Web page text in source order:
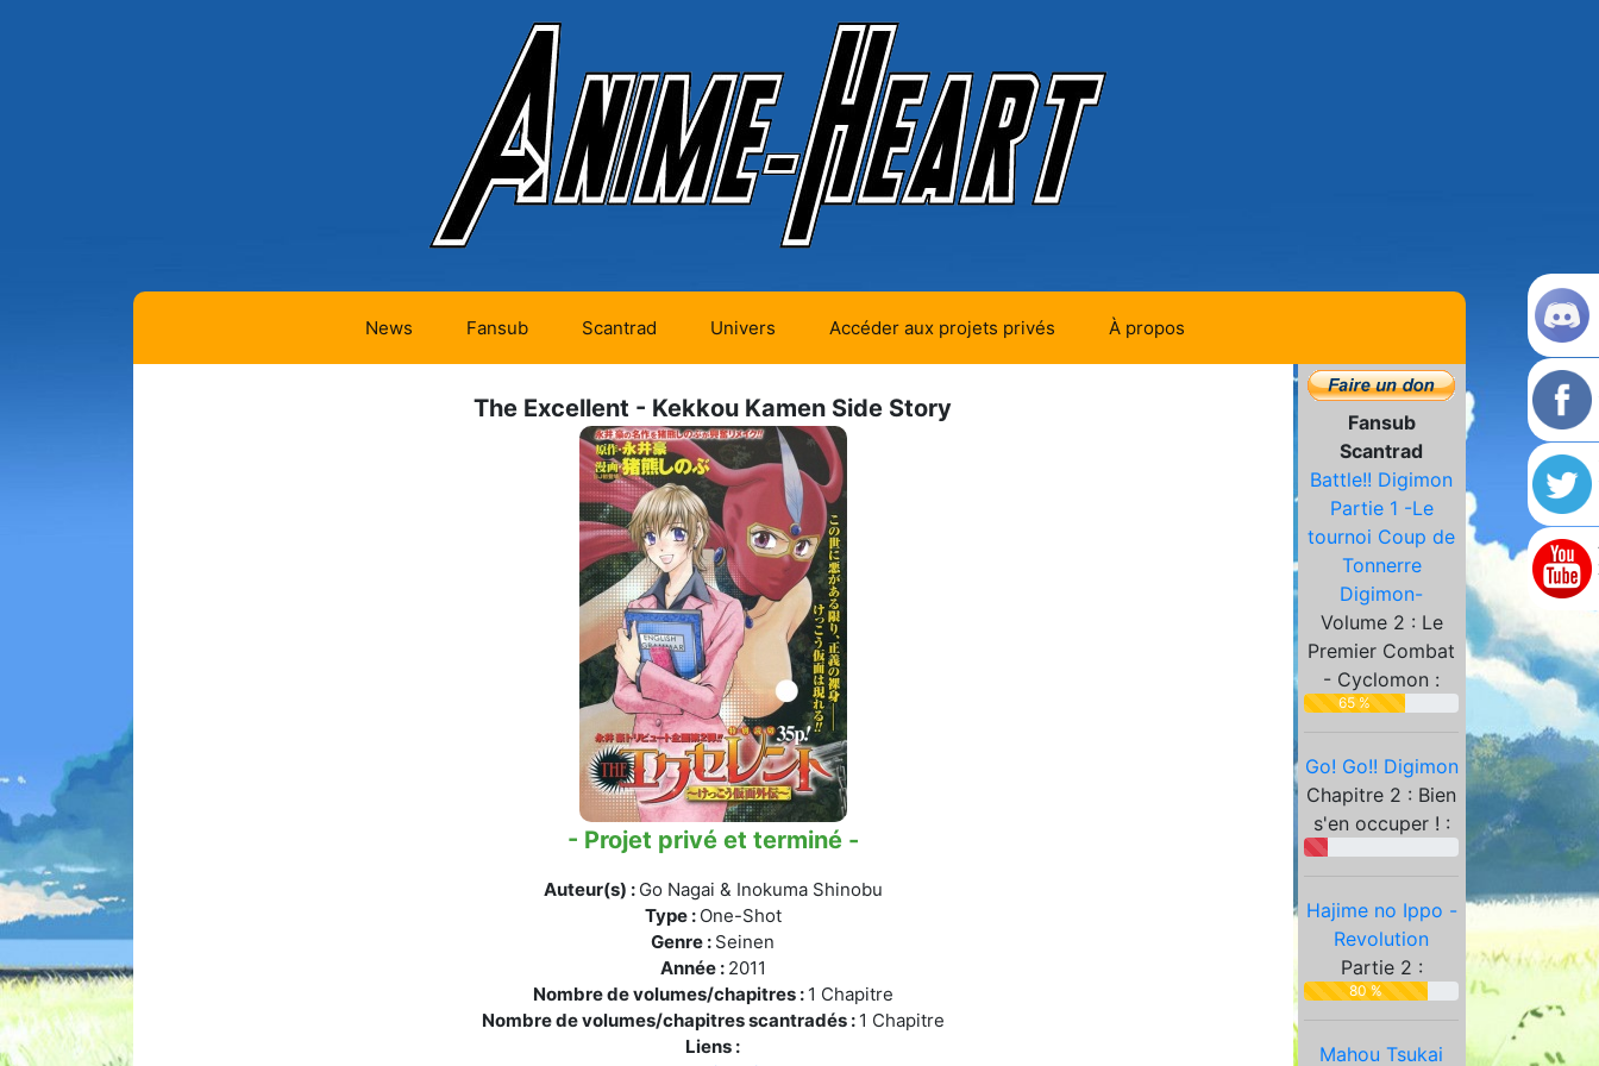
News Fansub
Animes en cours (1)
Animes terminés
Animes licenciés
Animes abandonnés
Tous les animes (604)
Scantrad
Mangas en cours
(Privés) (4)
Mangas en cours
(Publics) (11)
Mangas terminés
(Privés) (132)
Mangas terminés
(Publics) (88)
Mangas en pause (7)
Mangas licenciés (19)
Mangas abandonnés
(0)
Tous les mangas
Univers Accéder aux projets privés À propos
Fansub
Scantrad
Battle!! Digimon
Partie 1 -Le
tournoi Coup de
Tonnerre
Digimon-
Volume 2 : Le
Premier Combat
- Cyclomon :
65 %
Go! Go!! Digimon
Chapitre 2 : Bien
s'en occuper ! :
Hajime no Ippo -
Revolution
Partie 2 :
80 %
Mahou Tsukai
The Excellent - Kekkou Kamen Side Story
- Projet privé et terminé -
Auteur(s) : Go Nagai & Inokuma Shinobu
Type : One-Shot
Genre : Seinen
Année : 2011
Nombre de volumes/chapitres : 1 Chapitre
Nombre de volumes/chapitres scantradés : 1 Chapitre
Liens :